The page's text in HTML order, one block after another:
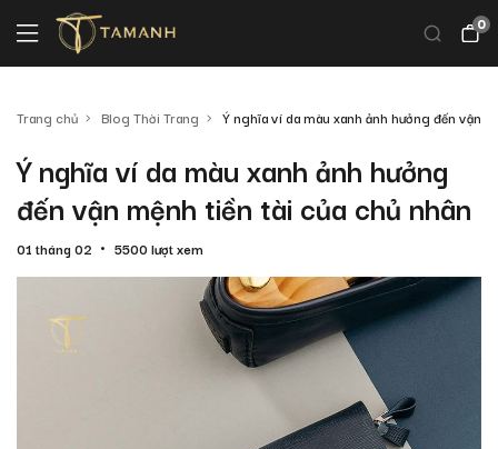
0
Trang chủ Blog Thời Trang Ý nghĩa ví da màu xanh ảnh hưởng đến vận
Ý nghĩa ví da màu xanh ảnh hưởng
đến vận mệnh tiền tài của chủ nhân
01 tháng 02 5500 lượt xem